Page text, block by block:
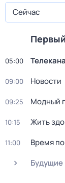
Сейчас
05:00
09:00 Новости
09:25 Модный
10:15 Жить
11:00
Время
Будущие